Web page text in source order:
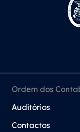
Ordem dos
Auditórios
Contactos